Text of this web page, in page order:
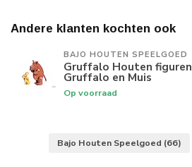
Andere klanten kochten ook
BAJO HOUTEN SPEELGOED
Gruffalo Houten figuren
Gruffalo en Muis
Op voorraad
Bajo Houten Speelgoed (66)